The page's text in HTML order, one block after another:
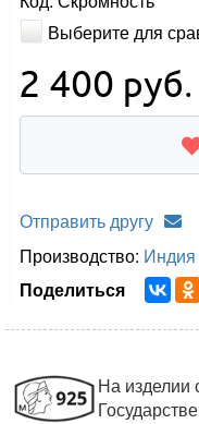
Выберите для
2 400 руб.
Отправить другу
Производство:
Поделиться
На изделии